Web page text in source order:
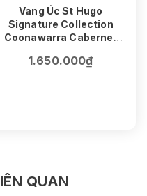
Vang Úc St Hugo
Signature Collection
Coonawarra Cabernet
75cl | 14.5%
1.650.000₫
QUAN